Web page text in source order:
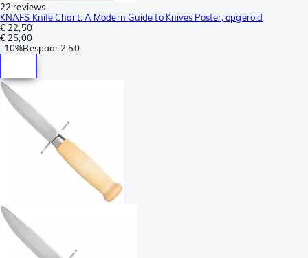
22 reviews
KNAFS Knife Chart: A Modern Guide to Knives Poster, opgerold
€ 22,50
€ 25,00
-10%Bespaar 2,50